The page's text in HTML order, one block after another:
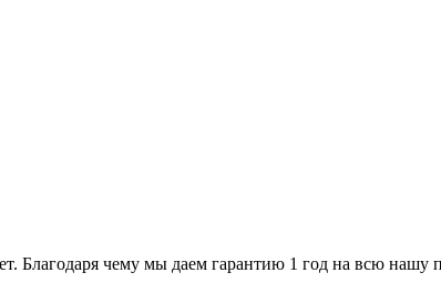
Благодаря чему мы даем гарантию 1 год на всю нашу